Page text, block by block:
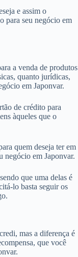
e assim o
para seu negócio em
a venda de produtos
quanto jurídicas,
em Japonvar.
de crédito para
àqueles que o
quem deseja ter em
negócio em Japonvar.
que uma delas é
lo basta seguir os
mas a diferença é
que você